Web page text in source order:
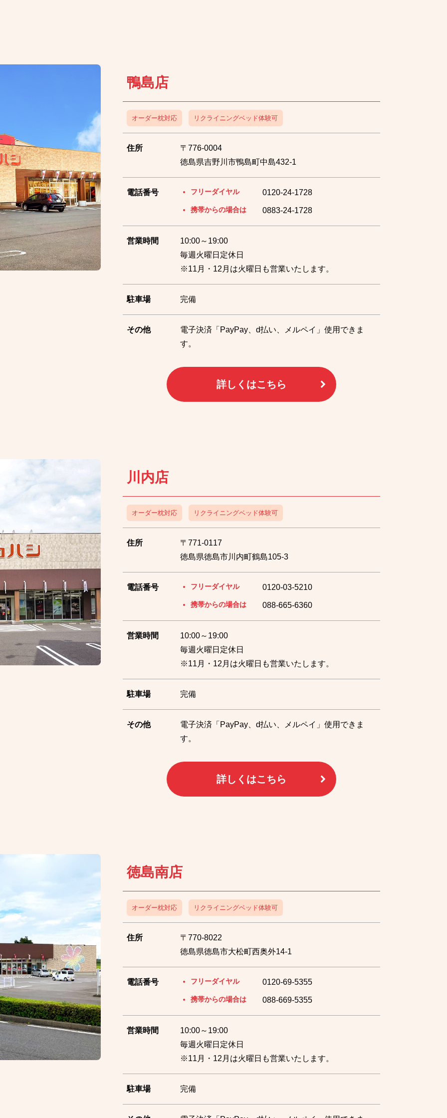
鴨島店
オーダー枕対応 リクライニングベッド体験可
住所
〒776-0004
徳島県吉野川市鴨島町中島432-1
電話番号 フリーダイヤル 0120-24-1728
携帯からの場合は 0883-24-1728
営業時間
10:00～19:00
毎週火曜日定休日
※11月・12月は火曜日も営業いたします。
駐車場 完備
その他
電子決済「PayPay、d払い、メルペイ」使用できま
す。
詳しくはこちら
川内店
オーダー枕対応 リクライニングベッド体験可
住所
〒771-0117
徳島県徳島市川内町鶴島105-3
電話番号 フリーダイヤル 0120-03-5210
携帯からの場合は 088-665-6360
営業時間
10:00～19:00
毎週火曜日定休日
※11月・12月は火曜日も営業いたします。
駐車場 完備
その他
電子決済「PayPay、d払い、メルペイ」使用できま
す。
詳しくはこちら
徳島南店
オーダー枕対応 リクライニングベッド体験可
住所
〒770-8022
徳島県徳島市大松町西奥外14-1
電話番号 フリーダイヤル 0120-69-5355
携帯からの場合は 088-669-5355
営業時間
10:00～19:00
毎週火曜日定休日
※11月・12月は火曜日も営業いたします。
駐車場 完備